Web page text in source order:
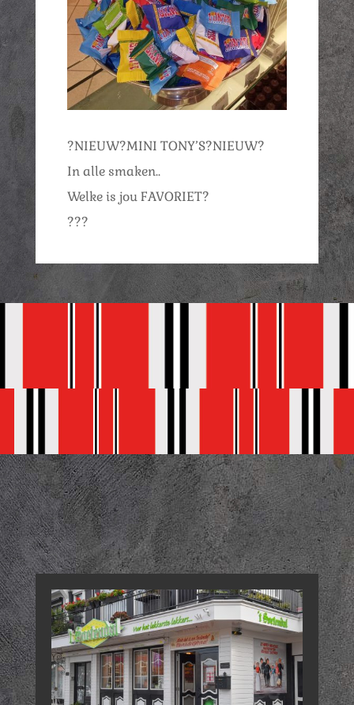
?NIEUW?MINI TONY’S?NIEUW?
In alle smaken..
Welke is jou FAVORIET?
???